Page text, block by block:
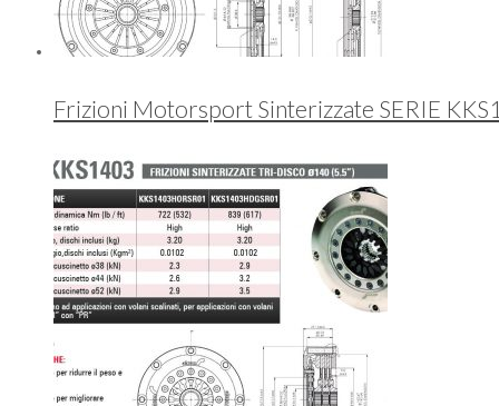
Frizioni Motorsport Sinterizzate SERIE